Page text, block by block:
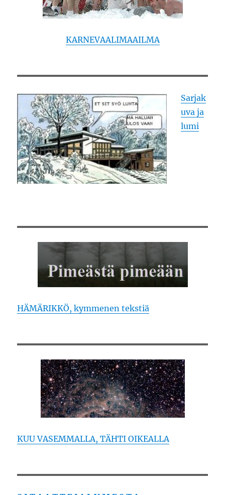
KARNEVAALIMAAILMA
Sarjak
uva ja
lumi
HÄMÄRIKKÖ, kymmenen tekstiä
KUU VASEMMALLA, TÄHTI OIKEALLA